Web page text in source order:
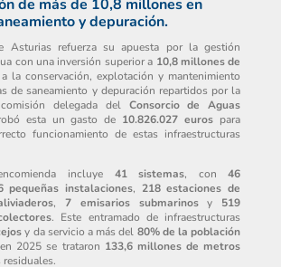
de más de 10,8 millones en
y depuración.
Asturias refuerza su apuesta por la gestión
con una inversión superior a 10,8 millones de
la conservación, explotación y mantenimiento
de saneamiento y depuración repartidos por la
delegada del Consorcio de Aguas
esta un gasto de 10.826.027 euros para
funcionamiento de estas infraestructuras
incluye 41 sistemas, con46
pequeñas instalaciones, 218 estaciones de
,7 emisarios submarinosy 519
. Este entramado de infraestructuras
y da servicio a más del 80% de la población
2025 se trataron 133,6 millones de metros